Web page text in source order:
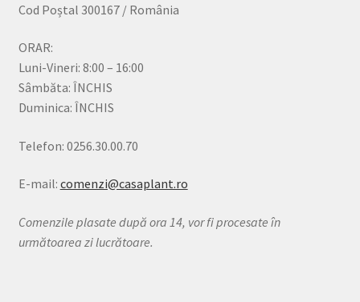
Cod Poștal 300167 / România
ORAR:
Luni-Vineri: 8:00 – 16:00
Sâmbăta: ÎNCHIS
Duminica: ÎNCHIS
Telefon: 0256.30.00.70
E-mail: comenzi@casaplant.ro
Comenzile plasate după ora 14, vor fi procesate în
următoarea zi lucrătoare.